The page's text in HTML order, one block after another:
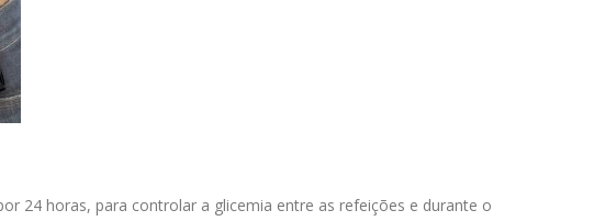
24 horas, para controlar a glicemia entre as refeições e durante o